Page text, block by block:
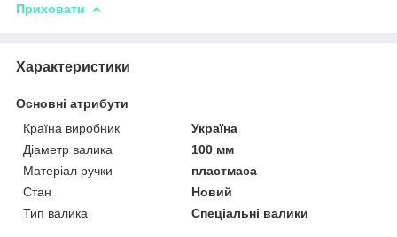
Приховати
Характеристики
Основні атрибути
Країна виробник
Україна
Діаметр валика
100 мм
Матеріал ручки
пластмаса
Стан
Новий
Тип валика
Спеціальні валики